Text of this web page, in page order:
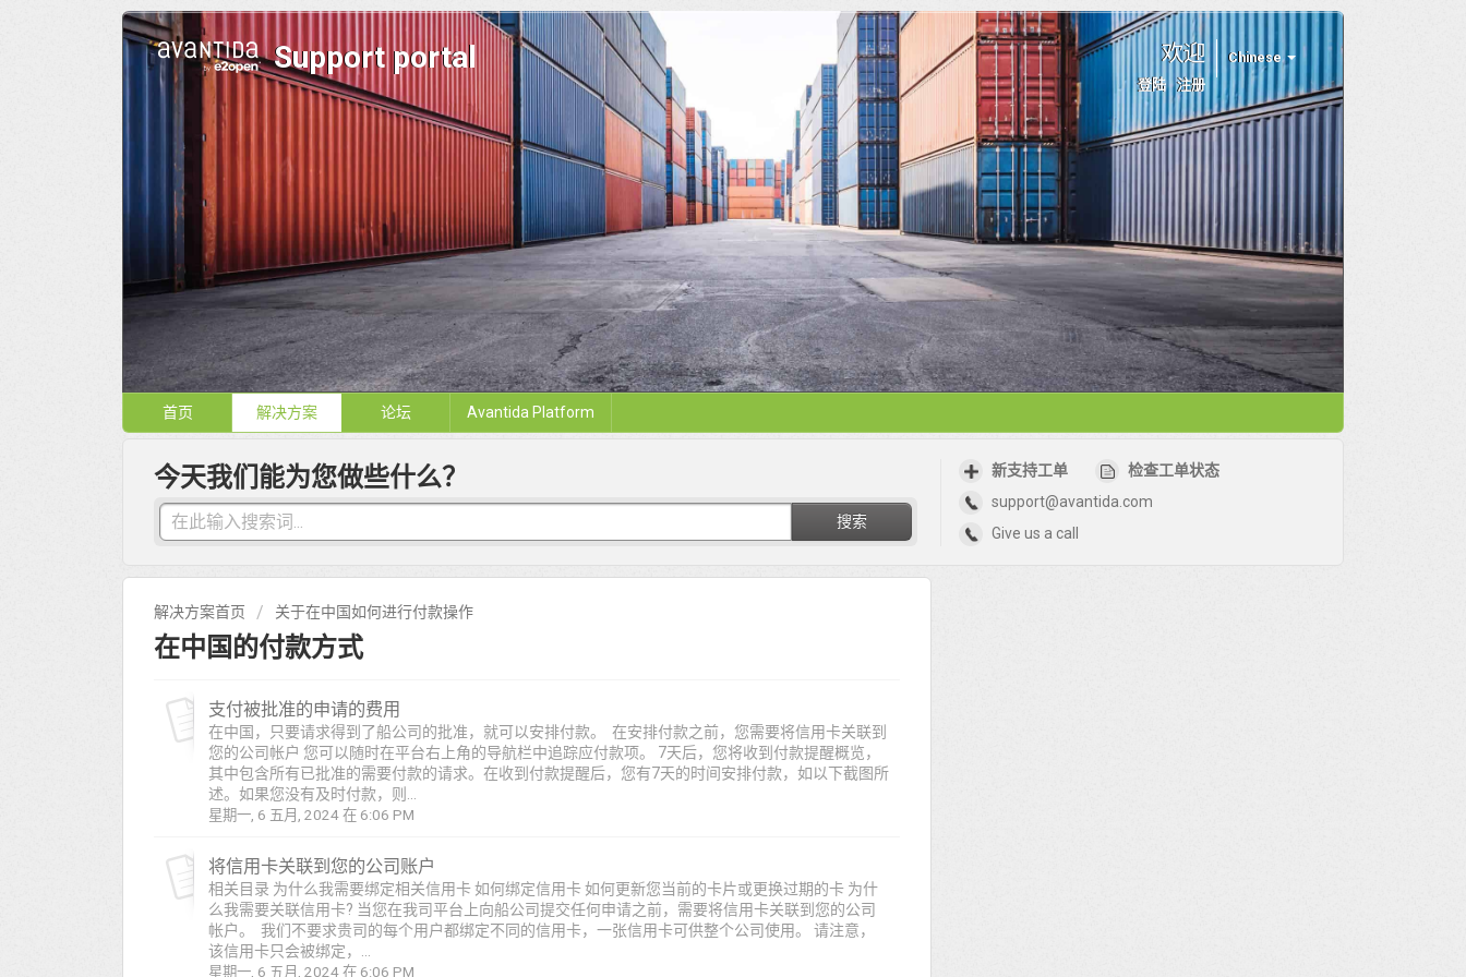
Support portal Chinese
欢迎
登陆 注册
首页 解决方案 论坛 Avantida Platform
今天我们能为您做些什么？
搜索
新支持工单
检查工单状态
support@avantida.com
Give us a call
解决方案首页 关于在中国如何进行付款操作
在中国的付款方式
支付被批准的申请的费用
在中国，只要请求得到了船公司的批准，就可以安排付款。 在安排付款之前，您需要将信用卡关联到
您的公司帐户 您可以随时在平台右上角的导航栏中追踪应付款项。 7天后，您将收到付款提醒概览，
其中包含所有已批准的需要付款的请求。在收到付款提醒后，您有7天的时间安排付款，如以下截图所
述。如果您没有及时付款，则...
星期一, 6 五月, 2024 在 6:06 PM
将信用卡关联到您的公司账户
相关目录 为什么我需要绑定相关信用卡 如何绑定信用卡 如何更新您当前的卡片或更换过期的卡 为什
么我需要关联信用卡? 当您在我司平台上向船公司提交任何申请之前，需要将信用卡关联到您的公司
帐户。 我们不要求贵司的每个用户都绑定不同的信用卡，一张信用卡可供整个公司使用。 请注意，
该信用卡只会被绑定，...
星期一, 6 五月, 2024 在 6:06 PM